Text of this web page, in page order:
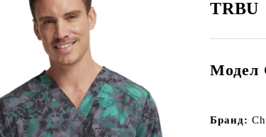
TRBU
Модел
Бранд: